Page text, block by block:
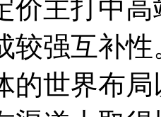
价主打中
较强互补
的世界布